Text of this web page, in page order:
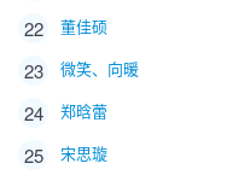
22 董佳硕
23 微笑、向暖
24 郑晗蕾
25 宋思璇